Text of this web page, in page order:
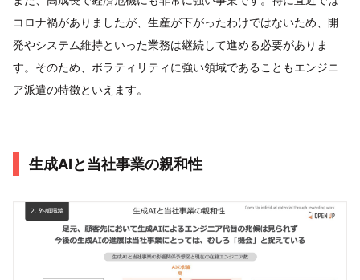
コロナ禍がありましたが、生産が下がったわけではないため、開
発やシステム維持といった業務は継続して進める必要がありま
す。そのため、ボラティリティに強い領域であることもエンジニ
ア派遣の特徴といえます。
生成AIと当社事業の親和性